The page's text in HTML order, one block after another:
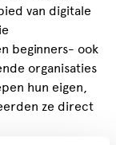
van digitale
beginners- ook
organisaties
hun eigen,
ze direct